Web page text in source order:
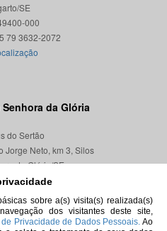
sobre a(s) visita(s) realizada(s)
dos visitantes deste site,
de Privacidade de Dados Pessoais. Ao
SE
000
da Glória
do Sertão
Jorge Neto, km 3, Silos
da Glória/SE
000